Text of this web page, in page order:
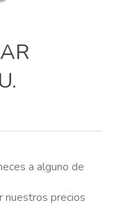
a alguno de
nuestros precios